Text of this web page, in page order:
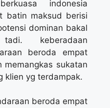
indonesia
batin maksud berisi
dominan bakal
keberadaan
beroda empat
memangkas sukatan
klien yg terdampak.
beroda empat